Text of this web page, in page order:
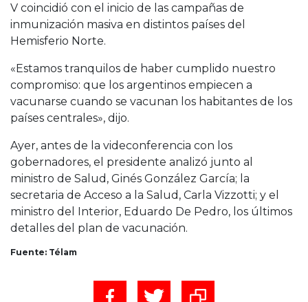
V coincidió con el inicio de las campañas de
inmunización masiva en distintos países del
Hemisferio Norte.
«Estamos tranquilos de haber cumplido nuestro
compromiso: que los argentinos empiecen a
vacunarse cuando se vacunan los habitantes de los
países centrales», dijo.
Ayer, antes de la videconferencia con los
gobernadores, el presidente analizó junto al
ministro de Salud, Ginés González García; la
secretaria de Acceso a la Salud, Carla Vizzotti; y el
ministro del Interior, Eduardo De Pedro, los últimos
detalles del plan de vacunación.
Fuente: Télam